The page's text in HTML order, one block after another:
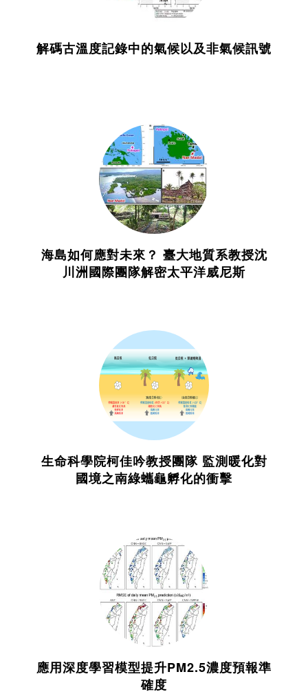
解碼古溫度記錄中的氣候以及非氣候訊號
海島如何應對未來？ 臺大地質系教授沈
川洲國際團隊解密太平洋威尼斯
生命科學院柯佳吟教授團隊 監測暖化對
國境之南綠蠵龜孵化的衝擊
應用深度學習模型提升PM2.5濃度預報準
確度